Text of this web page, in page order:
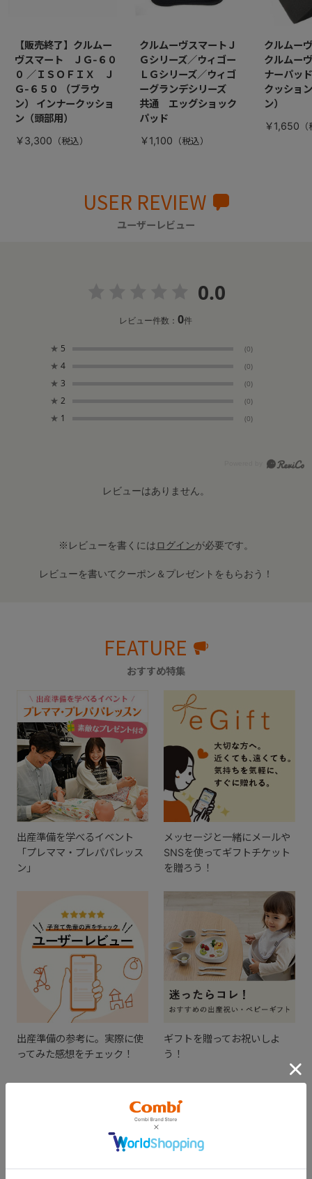
【販売終了】クルムー
ヴスマート ＪＧ-６０
０ ／ＩＳＯＦＩＸ Ｊ
Ｇ-６５０ （ブラウ
ン） インナークッショ
ン（頭部用）
￥3,300
クルムーヴスマートＪ
Ｇシリーズ／ウィゴー
ＬＧシリーズ／ウィゴ
ーグランデシリーズ
共通 エッグショック
パッド
￥1,100
クルムー
クルムー
ナーパッ
クッショ
ン）
￥1,650
USER REVIEW
ユーザーレビュー
0.0
レビュー件数：0件
★ 5 (0)
★ 4 (0)
★ 3 (0)
★ 2 (0)
★ 1 (0)
レビューはありません。
※レビューを書くにはログインが必要です。
レビューを書いてクーポン＆プレゼントをもらおう！
FEATURE
おすすめ特集
出産準備を学べるイベント
「プレママ・プレパパレッス
ン」
メッセージと一緒にメールや
SNSを使ってギフトチケット
を贈ろう！
出産準備の参考に。実際に使
ってみた感想をチェック！
ギフトを贈ってお祝いしよ
う！
CHECKED ITEM
最近見た商品